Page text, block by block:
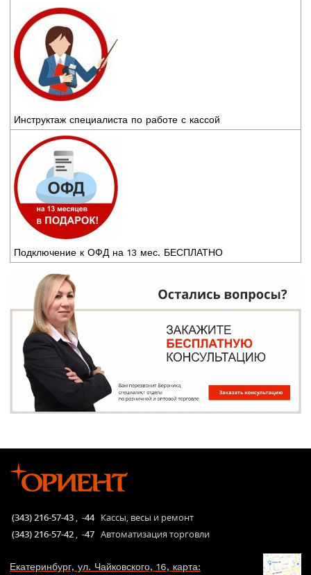
Инструктаж специалиста по работе с кассой
Подключение к ОФД на 13 мес. БЕСПЛАТНО
(343) 216-57-43 , -44 Кассы, весы и ремонт
(343) 216-57-42 , -47 Автоматизация торговли
Екатеринбург, ул. Чайковского, 16, карта: